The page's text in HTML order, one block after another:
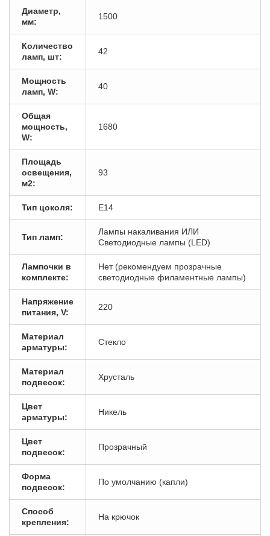
Диаметр,
мм:
1500
Количество
ламп, шт:
42
Мощность
ламп, W:
40
Общая
мощность,
W:
1680
Площадь
освещения,
м2:
93
Тип цоколя: E14
Тип ламп:
Лампы накаливания ИЛИ
Светодиодные лампы (LED)
Лампочки в
комплекте:
Нет (рекомендуем прозрачные
светодиодные филаментные лампы)
Напряжение
питания, V:
220
Материал
арматуры:
Стекло
Материал
подвесок:
Хрусталь
Цвет
арматуры:
Никель
Цвет
подвесок:
Прозрачный
Форма
подвесок:
По умолчанию (капли)
Способ
крепления:
На крючок